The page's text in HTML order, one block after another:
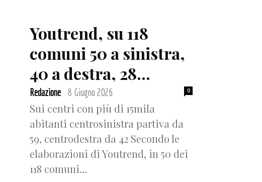
Youtrend, su 118
comuni 50 a sinistra,
40 a destra, 28...
Redazione - 8 Giugno 2026 0
Sui centri con più di 15mila
abitanti centrosinistra partiva da
59, centrodestra da 42 Secondo le
elaborazioni di Youtrend, in 50 dei
118 comuni...